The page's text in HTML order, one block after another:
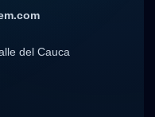
del Cauca